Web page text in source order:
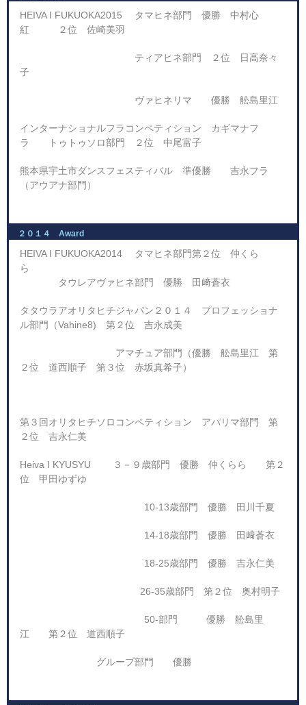
HEIVA I FUKUOKA2015 タマヒネ部門 優勝 中村心
紅 ２位 佐崎美羽
ティアヒネ部門 ２位 日高奈々
子
ヴァヒネリマ 優勝 舩島里江
インターナショナルフラコンペティション カギマナフ
ラ トゥトゥソロ部門 ２位 中尾富子
熊本県宇土市ダンスフェスティバル 準優勝 吉永フラ
（アウアナ部門）
２０１４ Award
HEIVA I FUKUOKA2014 タマヒネ部門第２位 仲くら
ら
タウレアヴァヒネ部門 優勝 田﨑蒼衣
タタウラアオリタヒチジャパン２０１４ プロフェッショナ
ル部門（Vahine8) 第２位 吉永成美
アマチュア部門（優勝 舩島里江 第
２位 道西順子 第３位 赤坂真希子）
第３回オリタヒチソロコンペティション アパリマ部門 第
２位 吉永仁美
Heiva I KYUSYU ３－９歳部門 優勝 仲くらら 第２
位 甲田ゆずゆ
10-13歳部門 優勝 田川千夏
14-18歳部門 優勝 田﨑蒼衣
18-25歳部門 優勝 吉永仁美
26-35歳部門 第２位 奥村明子
50-部門 優勝 舩島里
江 第２位 道西順子
グループ部門 優勝